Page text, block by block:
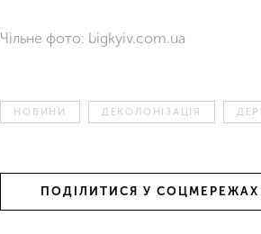
Чільне фото: bigkyiv.com.ua
НОВИНИ ДЕКОЛОНІЗАЦІЯ
ПОДІЛИТИСЯ У СОЦМЕРЕЖАХ